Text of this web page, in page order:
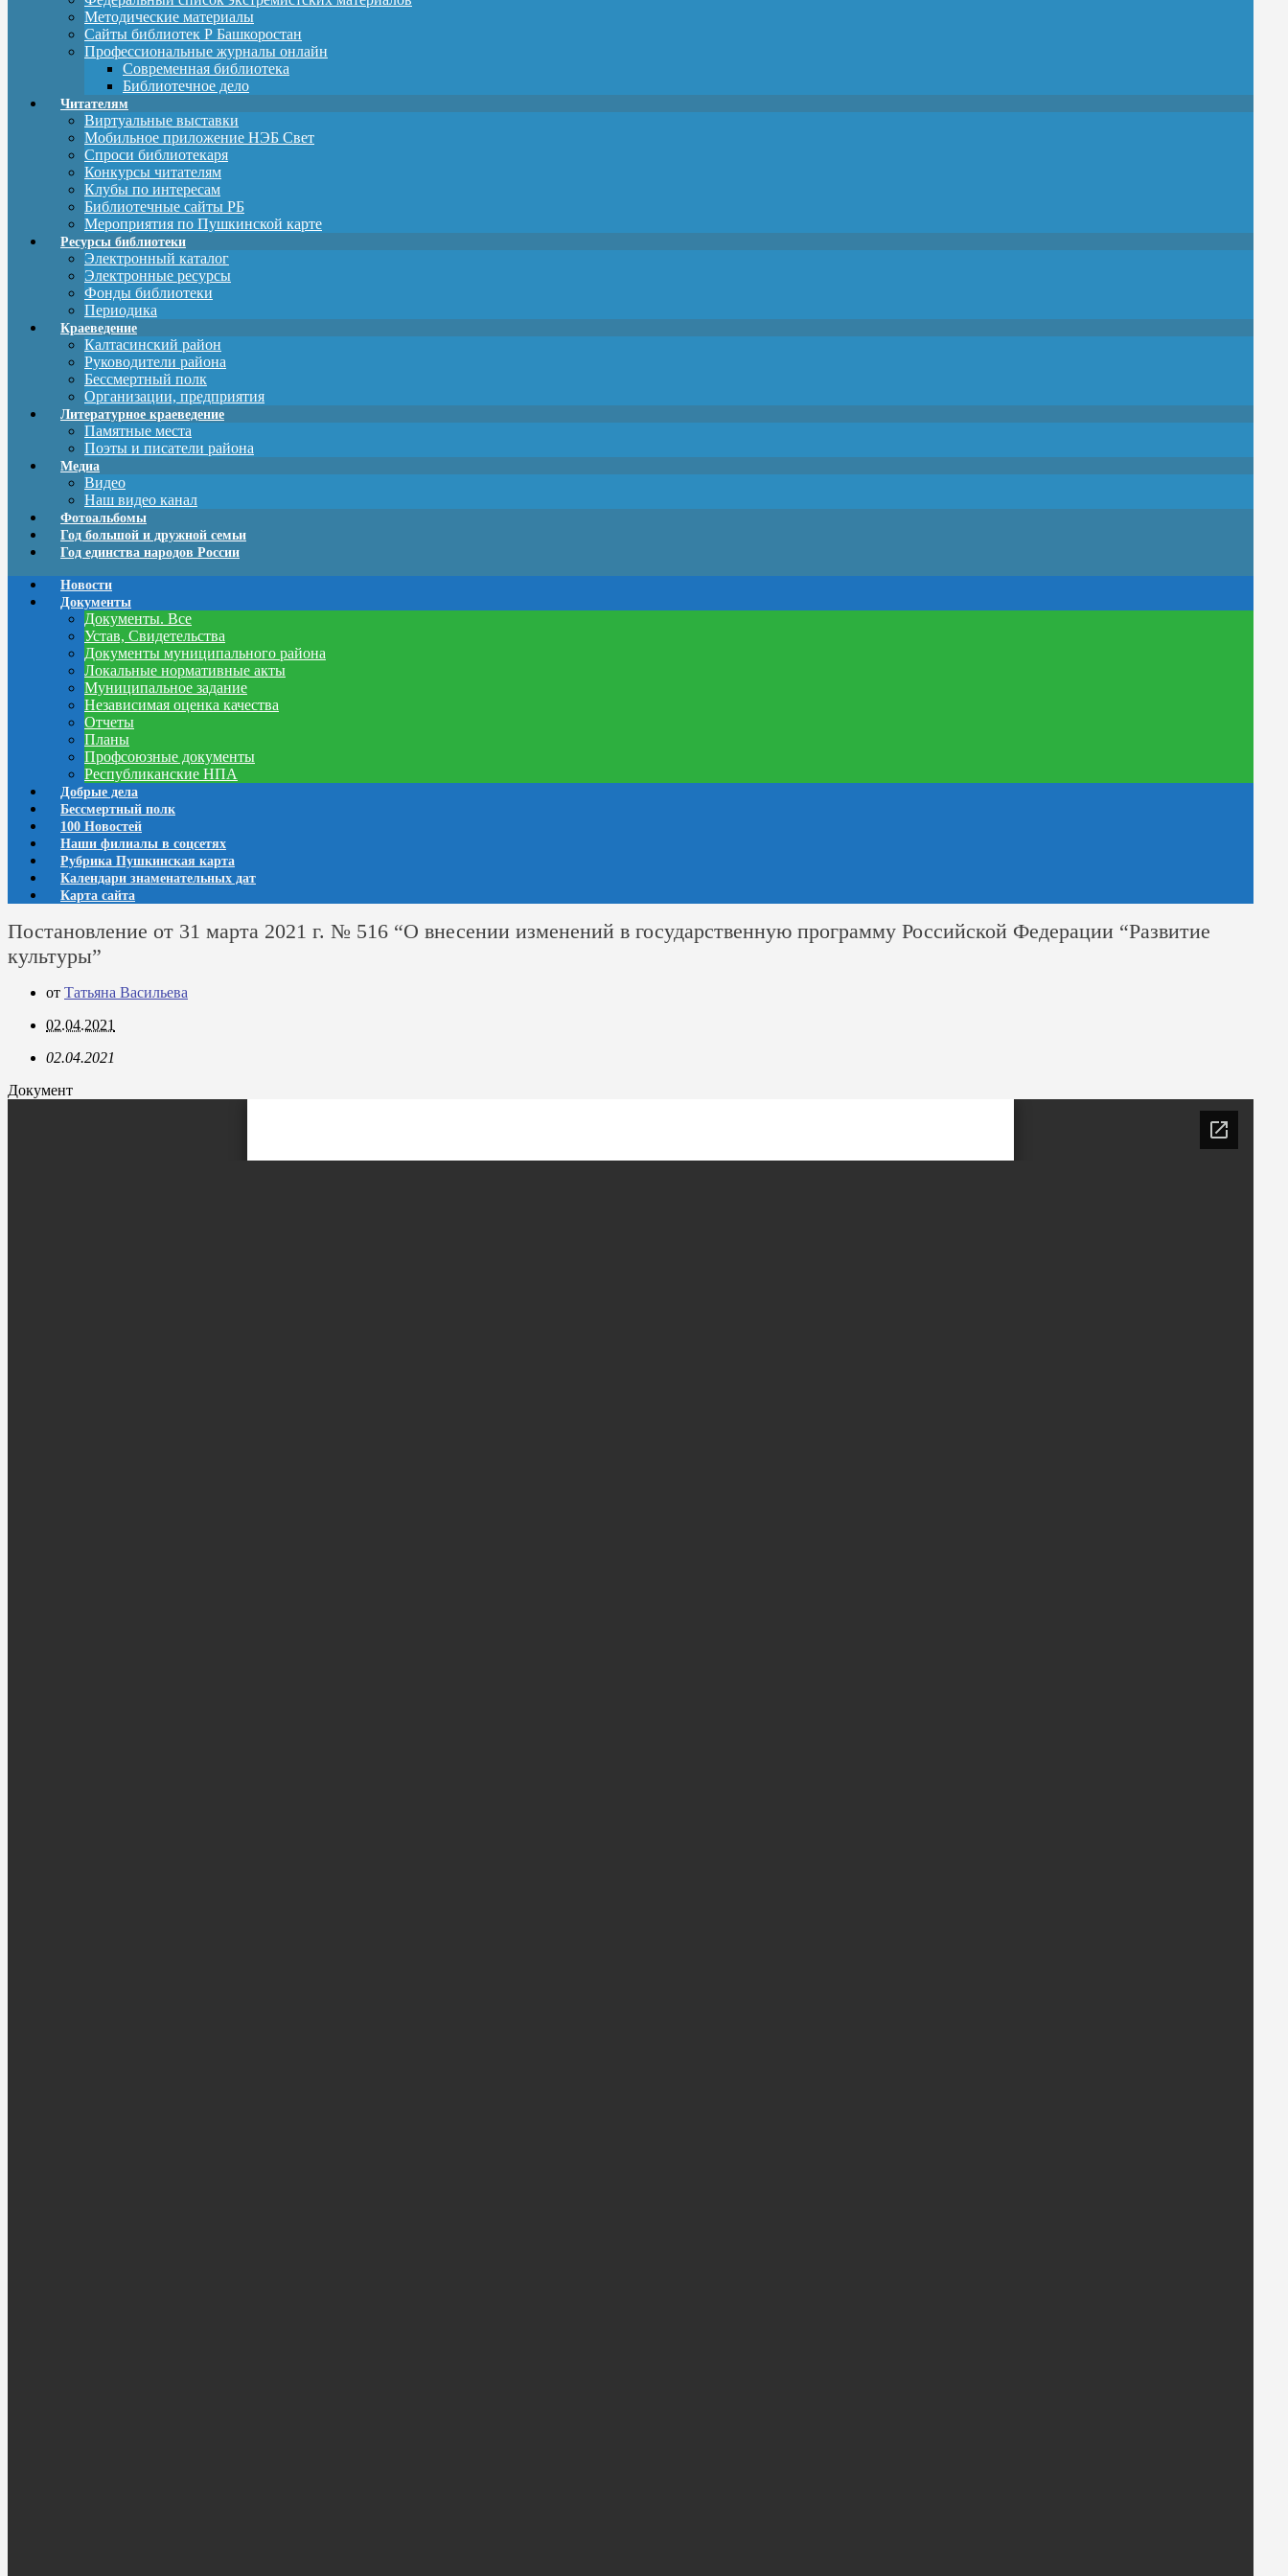
Методические материалы
Сайты библиотек Р Башкоростан
Профессиональные журналы онлайн
Современная библиотека
Библиотечное дело
Читателям
Виртуальные выставки
Мобильное приложение НЭБ Свет
Спроси библиотекаря
Конкурсы читателям
Клубы по интересам
Библиотечные сайты РБ
Мероприятия по Пушкинской карте
Ресурсы библиотеки
Электронный каталог
Электронные ресурсы
Фонды библиотеки
Периодика
Краеведение
Калтасинский район
Руководители района
Бессмертный полк
Организации, предприятия
Литературное краеведение
Памятные места
Поэты и писатели района
Медиа
Видео
Наш видео канал
Фотоальбомы
Год большой и дружной семьи
Год единства народов России
Новости
Документы
Документы. Все
Устав, Свидетельства
Документы муниципального района
Локальные нормативные акты
Муниципальное задание
Независимая оценка качества
Отчеты
Планы
Профсоюзные документы
Республиканские НПА
Добрые дела
Бессмертный полк
100 Новостей
Наши филиалы в соцсетях
Рубрика Пушкинская карта
Календари знаменательных дат
Карта сайта
Постановление от 31 марта 2021 г. № 516 “О внесении изменений в государственную программу Российской Федерации “Развитие
культуры”
от Татьяна Васильева
02.04.2021
02.04.2021
Документ